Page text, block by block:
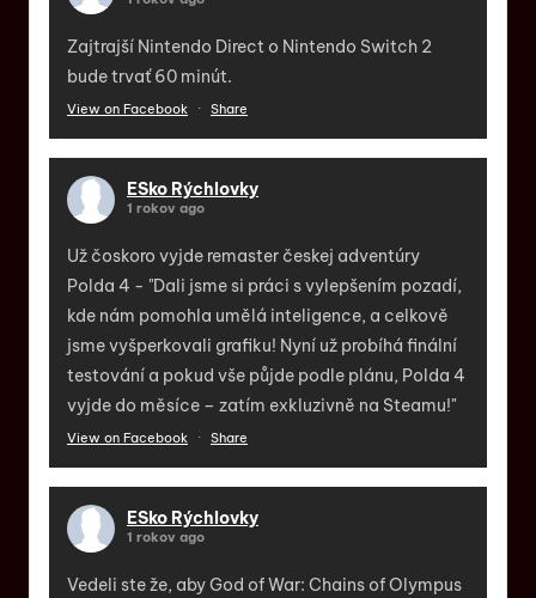
Zajtrajší Nintendo Direct o Nintendo Switch 2
bude trvať 60 minút.
View on Facebook · Share
ESko Rýchlovky
1 rokov ago
Už čoskoro vyjde remaster českej adventúry
Polda 4 - "Dali jsme si práci s vylepšením pozadí,
kde nám pomohla umělá inteligence, a celkově
jsme vyšperkovali grafiku! Nyní už probíhá finální
testování a pokud vše půjde podle plánu, Polda 4
vyjde do měsíce – zatím exkluzivně na Steamu!"
View on Facebook · Share
ESko Rýchlovky
1 rokov ago
Vedeli ste že, aby God of War: Chains of Olympus